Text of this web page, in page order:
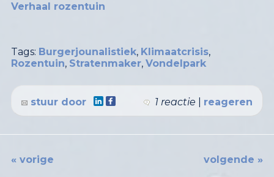
Verhaal rozentuin
Tags: Burgerjounalistiek, Klimaatcrisis,
Rozentuin, Stratenmaker, Vondelpark
1 reactie reageren
stuur door
« vorige volgende »